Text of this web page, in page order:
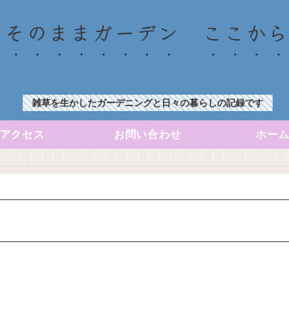
そのままガーデン ここから
雑草を生かしたガーデニングと日々の暮らしの記録です
アクセス お問い合わせ ホーム